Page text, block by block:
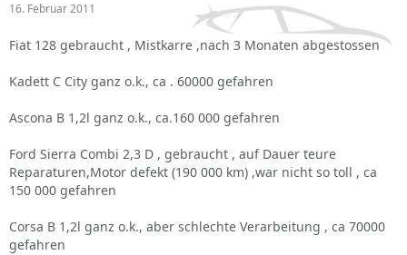
16. Februar 2011
Fiat 128 gebraucht , Mistkarre ,nach 3 Monaten abgestossen
Kadett C City ganz o.k., ca . 60000 gefahren
Ascona B 1,2l ganz o.k., ca.160 000 gefahren
Ford Sierra Combi 2,3 D , gebraucht , auf Dauer teure
Reparaturen,Motor defekt (190 000 km) ,war nicht so toll , ca
150 000 gefahren
Corsa B 1,2l ganz o.k., aber schlechte Verarbeitung , ca 70000
gefahren